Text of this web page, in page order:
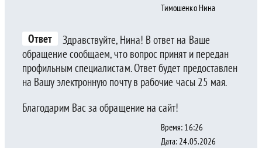
Тимошенко Нина
Ответ
Здравствуйте, Нина! В ответ на Ваше
обращение сообщаем, что вопрос принят и передан
профильным специалистам. Ответ будет предоставлен
на Вашу электронную почту в рабочие часы 25 мая.
Благодарим Вас за обращение на сайт!
Время: 16:26
Дата: 24.05.2026